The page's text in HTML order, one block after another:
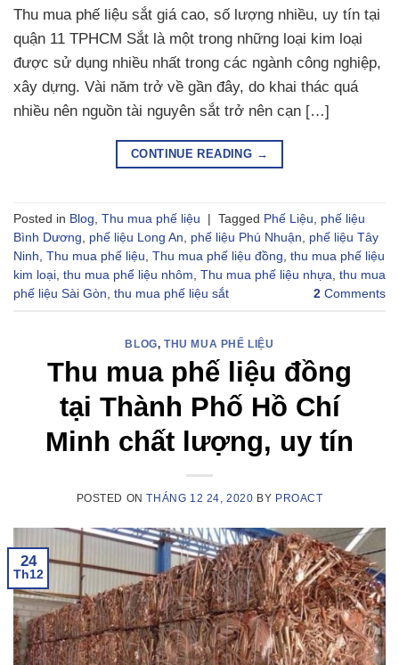
Thu mua phế liệu sắt giá cao, số lượng nhiều, uy tín tại
quận 11 TPHCM Sắt là một trong những loại kim loại
được sử dụng nhiều nhất trong các ngành công nghiệp,
xây dựng. Vài năm trở về gần đây, do khai thác quá
nhiều nên nguồn tài nguyên sắt trở nên cạn […]
CONTINUE READING →
Posted in Blog, Thu mua phế liệu Tagged Phế Liệu, phế liệu
Bình Dương, phế liệu Long An, phế liệu Phú Nhuận, phế liệu Tây
Ninh, Thu mua phế liệu, Thu mua phế liệu đồng, thu mua phế liệu
kim loại, thu mua phế liệu nhôm, Thu mua phế liệu nhựa, thu mua
phế liệu Sài Gòn, thu mua phế liệu sắt 2 Comments
BLOG,THU MUA PHẾ LIỆU
Thu mua phế liệu đồng
tại Thành Phố Hồ Chí
Minh chất lượng, uy tín
POSTED ONTHÁNG 12 24, 2020 BY PROACT
24
Th12